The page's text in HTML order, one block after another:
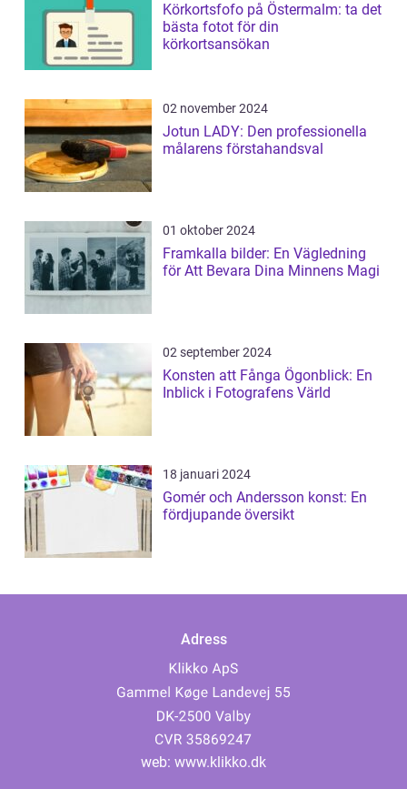
Körkortsfofo på Östermalm: ta det
bästa fotot för din
körkortsansökan
02 november 2024
Jotun LADY: Den professionella
målarens förstahandsval
01 oktober 2024
Framkalla bilder: En Vägledning
för Att Bevara Dina Minnens Magi
02 september 2024
Konsten att Fånga Ögonblick: En
Inblick i Fotografens Värld
18 januari 2024
Gomér och Andersson konst: En
fördjupande översikt
Adress
web: www.klikko.dk